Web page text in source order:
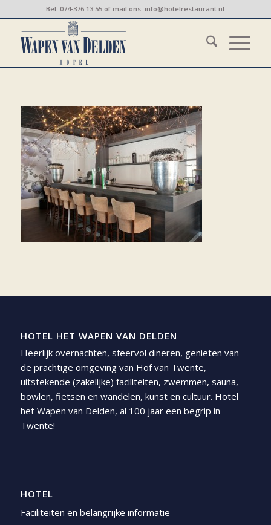
Bel: 074-376 13 55 of mail ons:info@hotelrestaurant.nl
HOTEL HET WAPEN VAN DELDEN
Heerlijk overnachten, sfeervol dineren, genieten van
de prachtige omgeving van Hof van Twente,
uitstekende (zakelijke) faciliteiten, zwemmen, sauna,
bowlen, fietsen en wandelen, kunst en cultuur. Hotel
het Wapen van Delden, al 100 jaar een begrip in
Twente!
HOTEL
Faciliteiten en belangrijke informatie